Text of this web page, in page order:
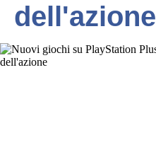
dell'azione